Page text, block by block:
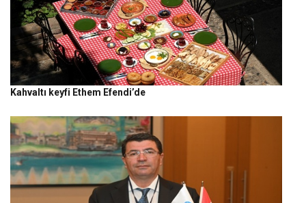
Kahvaltı keyfi Ethem Efendi’de